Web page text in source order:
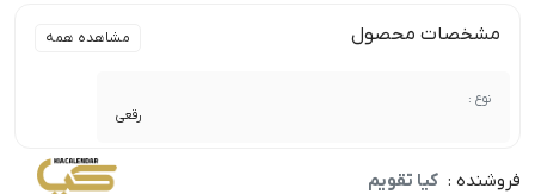
مشخصات محصول مشاهده همه
نوع :
رقعی
فروشنده : کیا تقویم